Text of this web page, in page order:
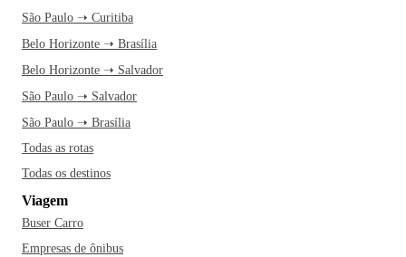
São Paulo ➝ Curitiba
Belo Horizonte ➝ Brasília
Belo Horizonte ➝ Salvador
São Paulo ➝ Salvador
São Paulo ➝ Brasília
Todas as rotas
Todas os destinos
Viagem
Buser Carro
Empresas de ônibus